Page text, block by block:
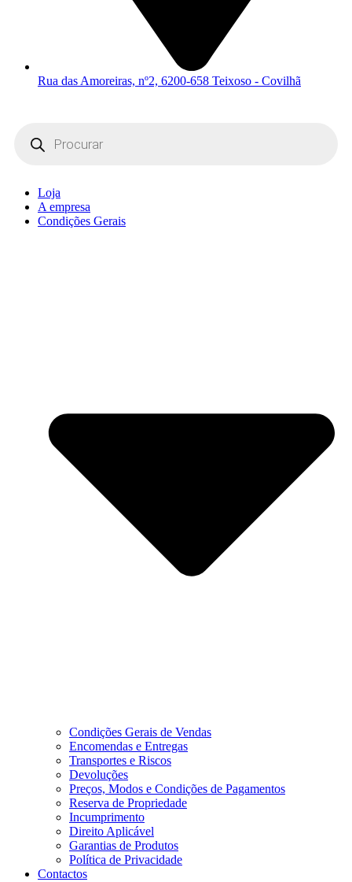
Rua das Amoreiras, nº2, 6200-658 Teixoso - Covilhã
search
Loja
A empresa
Condições Gerais
Condições Gerais de Vendas
Encomendas e Entregas
Transportes e Riscos
Devoluções
Preços, Modos e Condições de Pagamentos
Reserva de Propriedade
Incumprimento
Direito Aplicável
Garantias de Produtos
Política de Privacidade
Contactos